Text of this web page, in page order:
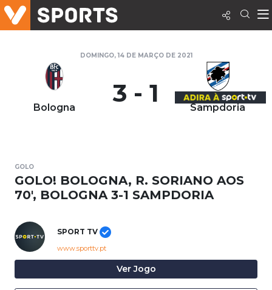
DOMINGO, 14 DE MARÇO DE 2021
Bologna 3 - 1 Sampdoria
GOLO
GOLO! BOLOGNA, R. SORIANO AOS
70', BOLOGNA 3-1 SAMPDORIA
SPORT TV
www.sporttv.pt
Ver Jogo